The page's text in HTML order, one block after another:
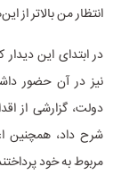
انتظار من بالاتر از
در ابتدای این
نیز در آن حضور
دولت، گزارشی از
شرح داد، همچنین
مربوط به خود